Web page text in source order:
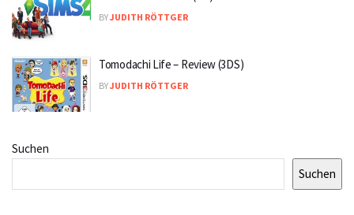
BYJUDITH RÖTTGER
Tomodachi Life – Review (3DS)
BYJUDITH RÖTTGER
Suchen
Suchen